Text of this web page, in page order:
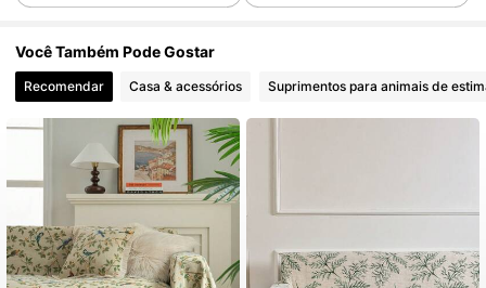
4,90 1.2K Seguidores
4,90 1.2K Seguidores
Você Também Pode Gostar
Recomendar Casa & acessórios Suprimentos para animais de